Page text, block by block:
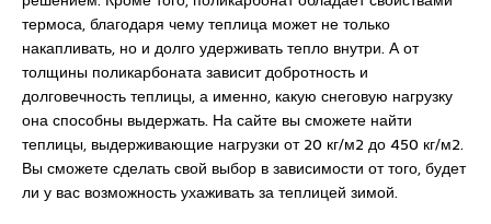
термоса, благодаря чему теплица может не только
накапливать, но и долго удерживать тепло внутри. А от
толщины поликарбоната зависит добротность и
долговечность теплицы, а именно, какую снеговую нагрузку
она способны выдержать. На сайте вы сможете найти
теплицы, выдерживающие нагрузки от 20 кг/м2 до 450 кг/м2.
Вы сможете сделать свой выбор в зависимости от того, будет
ли у вас возможность ухаживать за теплицей зимой.